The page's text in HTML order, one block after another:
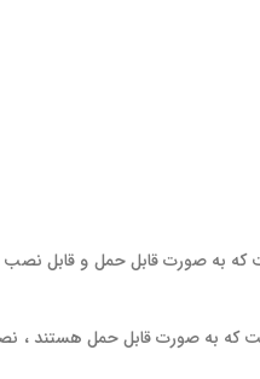
که به صورت قابل حمل و قابل
که به صورت قابل حمل هستند ،